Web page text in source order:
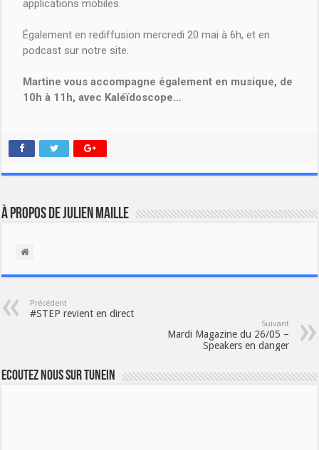
applications mobiles.
Également en rediffusion mercredi 20 mai à 6h, et en
podcast sur notre site.
Martine vous accompagne également en musique, de
10h à 11h, avec Kaléïdoscope…
À propos de Julien Maille
Précédent
#STEP revient en direct
Suivant
Mardi Magazine du 26/05 –
Speakers en danger
Ecoutez nous sur TuneIn